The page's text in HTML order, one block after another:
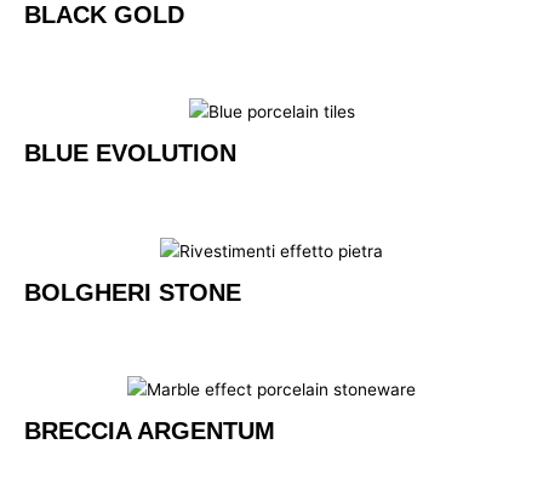
BLACK GOLD
BLUE EVOLUTION
BOLGHERI STONE
BRECCIA ARGENTUM